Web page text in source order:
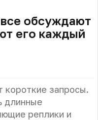
обсуждают
его каждый
короткие запросы.
длинные
реплики и